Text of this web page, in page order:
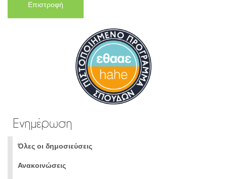
Επιστροφή
Ενημέρωση
Όλες οι δημοσιεύσεις
Ανακοινώσεις